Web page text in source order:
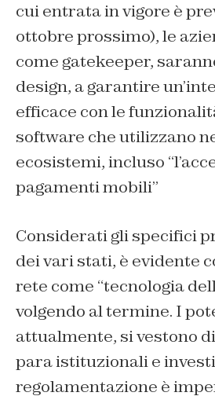
cui entrata in vigore è
ottobre prossimo), le
come gatekeeper,
design, a garantire
efficace con le
software che utilizzano
ecosistemi, incluso
pagamenti mobili”
Considerati gli specifici
dei vari stati, è evidente
rete come “tecnologia
volgendo al termine. I
attualmente, si vestono
para istituzionali e
regolamentazione è